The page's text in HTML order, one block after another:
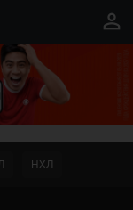
perm_identity
НХЛ